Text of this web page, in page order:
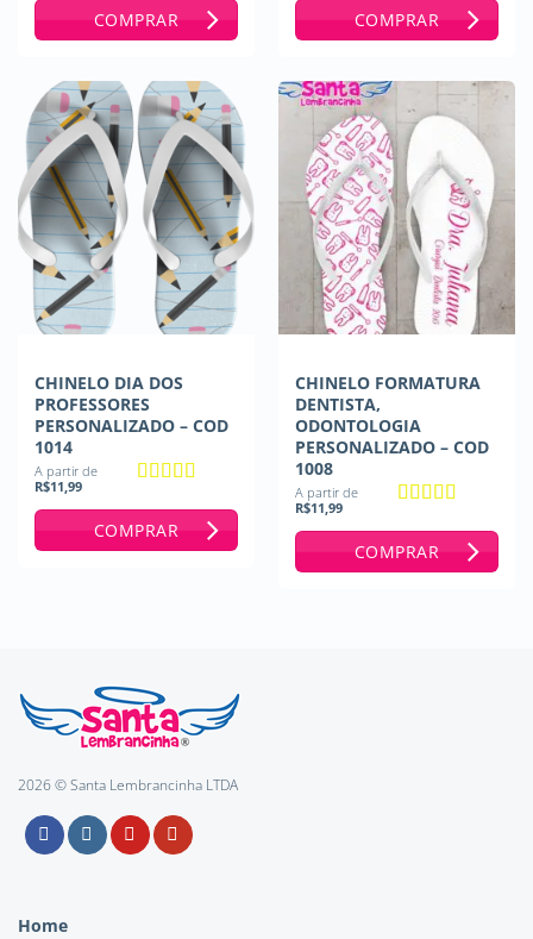
COMPRAR COMPRAR
CHINELO DIA DOS
PROFESSORES
PERSONALIZADO – COD
1014
A partir de
R$11,99
COMPRAR
CHINELO FORMATURA
DENTISTA,
ODONTOLOGIA
PERSONALIZADO – COD
1008
A partir de
R$11,99
COMPRAR
2026 © Santa Lembrancinha LTDA
Home